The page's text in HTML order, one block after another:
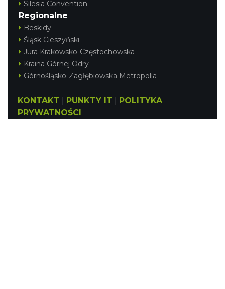
Silesia Convention
Regionalne
Beskidy
Śląsk Cieszyński
Jura Krakowsko-Częstochowska
Kraina Górnej Odry
Górnośląsko-Zagłębiowska Metropolia
KONTAKT PUNKTY IT
POLITYKA
PRYWATNOŚCI